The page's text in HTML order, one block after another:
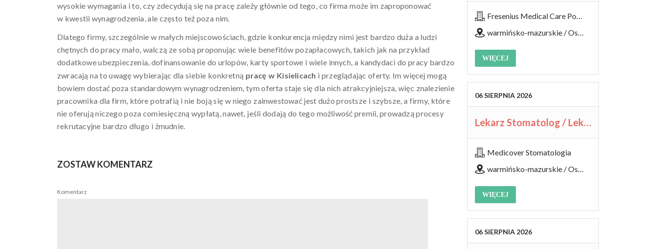
wysokie wymagania i to, czy zdecydują się na pracę zależy głównie od tego, co firma może im zaproponować
w kwestii wynagrodzenia, ale często też poza nim.
Dlatego firmy, szczególnie w małych miejscowościach, gdzie konkurencja między nimi jest bardzo duża a ludzi
chętnych do pracy mało, walczą ze sobą proponując wiele benefitów pozapłacowych, takich jak na przykład
dodatkowe ubezpieczenia, dofinansowanie do urlopów, karty sportowe i wiele innych, a kandydaci do pracy bardzo
zwracają na to uwagę wybierając dla siebie konkretną pracę w Kisielicach i przeglądając oferty. Im więcej mogą
bowiem dostać poza standardowym wynagrodzeniem, tym oferta staje się dla nich atrakcyjniejsza, więc znalezienie
pracownika dla firm, które potrafią i nie boją się w niego zainwestować jest dużo prostsze i szybsze, a firmy, które
nie oferują niczego poza comiesięczną wypłatą, nawet, jeśli dodają do tego możliwość premii, prowadzą procesy
rekrutacyjne bardzo długo i żmudnie.
ZOSTAW KOMENTARZ
Komentarz
Fresenius Medical Care Polska S.A.
warmińsko-mazurskie / Ostróda, Stacja Dializ
WIĘCEJ
06SIERPNIA 2026
Lekarz Stomatolog / Lekarka Stomatolożka
Medicover Stomatologia
warmińsko-mazurskie / Ostróda, ul. Wojska Polskiego 3
WIĘCEJ
06SIERPNIA 2026